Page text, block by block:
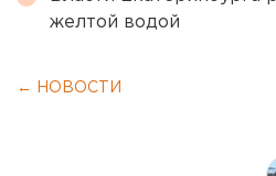
желтой водой
← НОВОСТИ